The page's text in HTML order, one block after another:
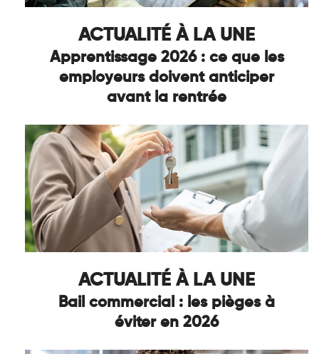
ACTUALITÉ À LA UNE
Apprentissage 2026 : ce que les
employeurs doivent anticiper
avant la rentrée
ACTUALITÉ À LA UNE
Bail commercial : les pièges à
éviter en 2026